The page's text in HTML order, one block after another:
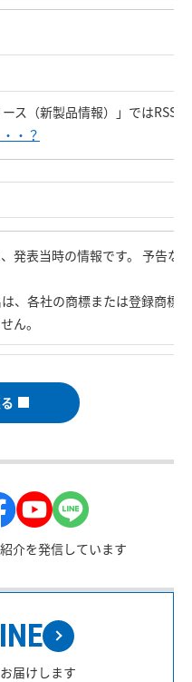
ス（新製品情報）」ではRSS
・？
発表当時の情報です。 予告な
、各社の商標または登録商標
ん。
介を発信しています
届けします